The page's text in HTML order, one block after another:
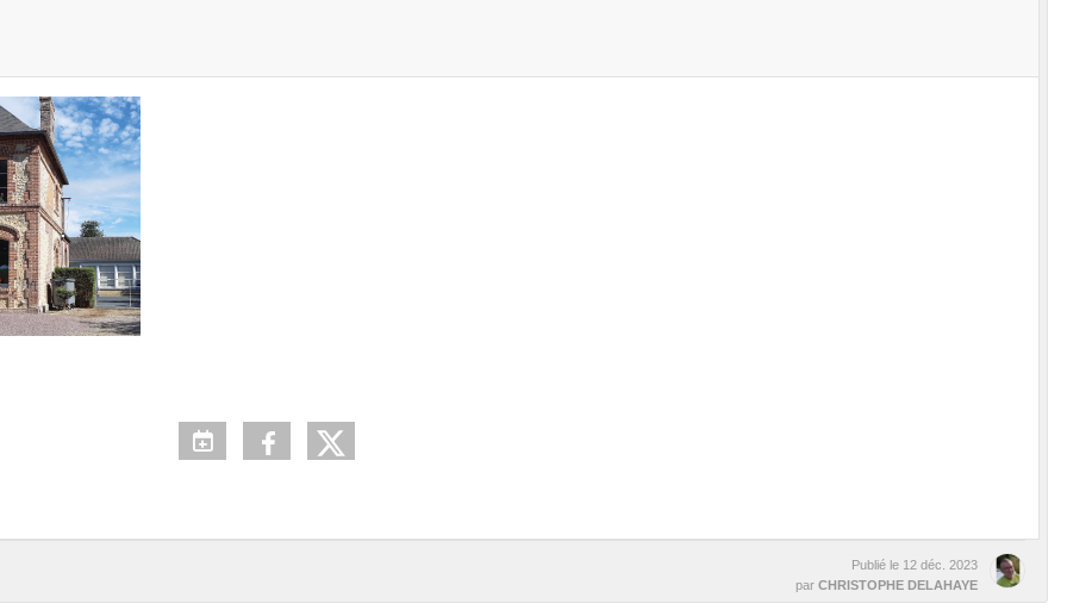
Publié le 12 déc. 2023
par CHRISTOPHE DELAHAYE